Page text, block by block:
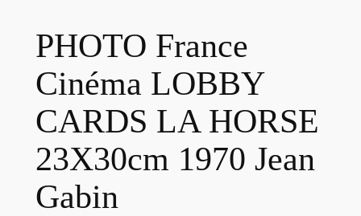
PHOTO France
Cinéma LOBBY
CARDS LA HORSE
23X30cm 1970 Jean
Gabin